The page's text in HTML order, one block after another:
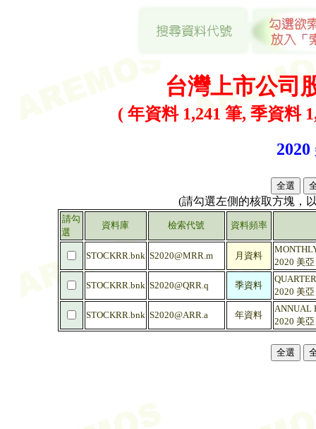
台灣上市公司
( 年資料 1,241 筆, 季資料
(請勾選左側的核取方塊，
請勾
選
資料庫 檢索代號 資料頻率
STOCKRR.bnk S2020@MRR.m 月資料
2020 美
STOCKRR.bnk S2020@QRR.q 季資料
2020 美
STOCKRR.bnk S2020@ARR.a 年資料
ANNUAL
2020 美